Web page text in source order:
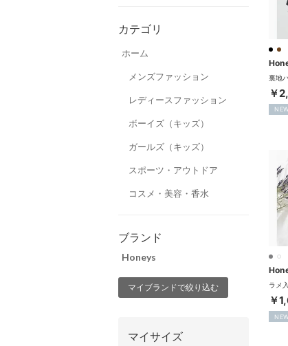
カテゴリ
ホーム
メンズファッション
レディースファッション
ボーイズ（キッズ）
ガールズ（キッズ）
スポーツ・アウトドア
コスメ・美容・香水
ブランド
Honeys
マイブランドで絞り込む
マイサイズ
￥
NEW
￥
NEW